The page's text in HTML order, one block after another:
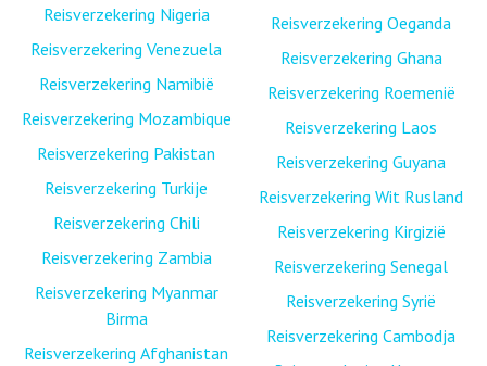
Reisverzekering Nigeria
Reisverzekering Venezuela
Reisverzekering Namibië
Reisverzekering Mozambique
Reisverzekering Pakistan
Reisverzekering Turkije
Reisverzekering Chili
Reisverzekering Zambia
Reisverzekering Myanmar
Birma
Reisverzekering Afghanistan
Reisverzekering Oeganda
Reisverzekering Ghana
Reisverzekering Roemenië
Reisverzekering Laos
Reisverzekering Guyana
Reisverzekering Wit Rusland
Reisverzekering Kirgizië
Reisverzekering Senegal
Reisverzekering Syrië
Reisverzekering Cambodja